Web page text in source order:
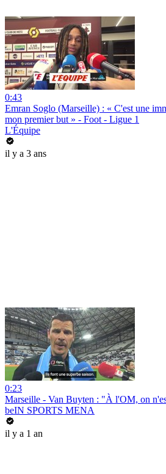
0:43
Emran Soglo (Marseille) : « C'est une
mon premier but » - Foot - Ligue 1
L'Équipe
il y a 3 ans
0:23
Marseille - Van Buyten : "À l'OM, on
beIN SPORTS MENA
il y a 1 an